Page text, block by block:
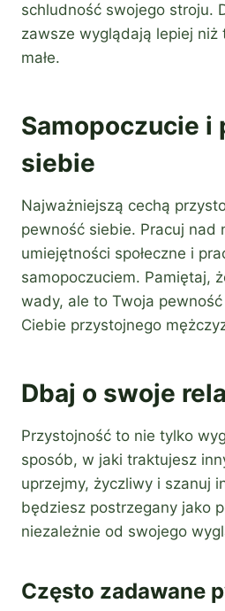
schludność swojego stroju.
zawsze wyglądają lepiej niż
małe.
Samopoczucie i
siebie
Najważniejszą cechą
pewność siebie. Pracuj nad
umiejętności społeczne i
samopoczuciem. Pamiętaj,
wady, ale to Twoja
Ciebie przystojnego
Dbaj o swoje
Przystojność to nie tylko
sposób, w jaki traktujesz
uprzejmy, życzliwy i szanuj
będziesz postrzegany jako
niezależnie od swojego
Często zadawane